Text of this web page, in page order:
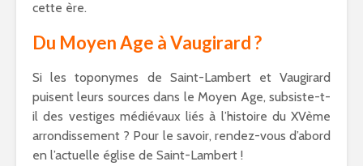
cette ère.
Du Moyen Age à Vaugirard ?
Si les toponymes de Saint-Lambert et Vaugirard
puisent leurs sources dans le Moyen Age, subsiste-t-
il des vestiges médiévaux liés à l’histoire du XVème
arrondissement ? Pour le savoir, rendez-vous d’abord
en l’actuelle église de Saint-Lambert !